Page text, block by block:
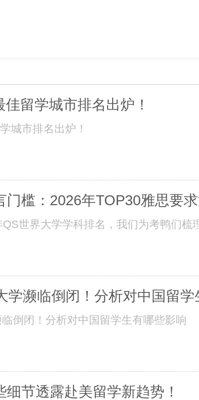
留学城市排名出炉！
城市排名出炉！
槛：2026年TOP30雅思要求
世界大学学科排名，我们为考鸭们梳
学濒临倒闭！分析对中国留学
倒闭！分析对中国留学生有哪些影响
节透露赴美留学新趋势！